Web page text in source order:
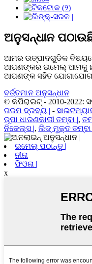
ଅନୁସନ୍ଧାନ
ଆମର ଉତ୍ପାଦଗୁଡିକ
ଆପଣଙ୍କର ଇମେଲ୍ ଆମକୁ
ଆପଣଙ୍କ ସହିତ
ବର୍ତ୍ତମାନ ଅନୁସନ୍ଧାନ
© କପିରାଇଟ୍ - 2010-2022:
ଗରମ ଦ୍ରବ୍ୟ | -
ରୂପା ଧାରଣକାରୀ ତମ୍ବା |,
ନିକେଲ୍ସ |, ଲିଡ୍ ମୁକ୍ତ ତମ୍ବା
ଇମେଲ୍ ପଠାନ୍ତୁ |
ନୀନା
ଫିଓନା |
x